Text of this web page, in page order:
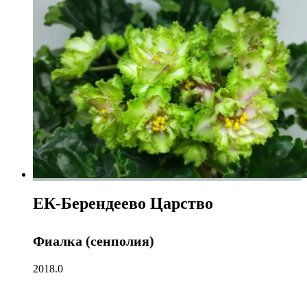
ЕК-Берендеево Царство
Фиалка (сенполия)
2018.0